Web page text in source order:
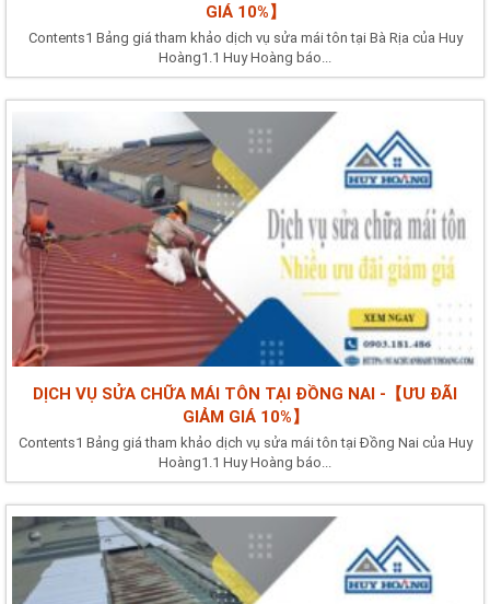
GIÁ 10%】
Contents1 Bảng giá tham khảo dịch vụ sửa mái tôn tại Bà Rịa của Huy
Hoàng1.1 Huy Hoàng báo...
DỊCH VỤ SỬA CHỮA MÁI TÔN TẠI ĐỒNG NAI -【ƯU ĐÃI
GIẢM GIÁ 10%】
Contents1 Bảng giá tham khảo dịch vụ sửa mái tôn tại Đồng Nai của Huy
Hoàng1.1 Huy Hoàng báo...